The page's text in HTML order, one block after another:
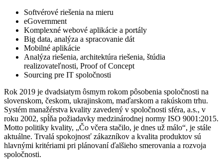
Softvérové riešenia na mieru
eGovernment
Komplexné webové aplikácie a portály
Big data, analýza a spracovanie dát
Mobilné aplikácie
Analýza riešenia, architektúra riešenia, štúdia
realizovateľnosti, Proof of Concept
Sourcing pre IT spoločnosti
Rok 2019 je dvadsiatym ôsmym rokom pôsobenia spoločnosti na
slovenskom, českom, ukrajinskom, maďarskom a rakúskom trhu.
Systém manažérstva kvality zavedený v spoločnosti sféra, a.s., v
roku 2002, spĺňa požiadavky medzinárodnej normy ISO 9001:2015.
Motto politiky kvality, „Čo včera stačilo, je dnes už málo“, je stále
aktuálne. Trvalá spokojnosť zákazníkov a kvalita produktov sú
hlavnými kritériami pri plánovaní ďalšieho smerovania a rozvoja
spoločnosti.